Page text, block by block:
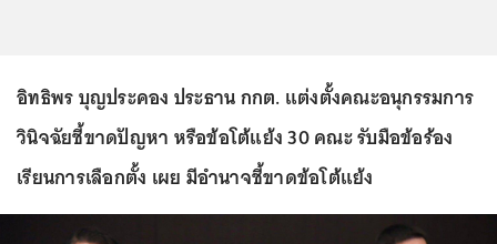
อิทธิพร บุญประคอง ประธาน กกต. แต่งตั้งคณะอนุกรรมการ
วินิจฉัยชี้ขาดปัญหา หรือข้อโต้แย้ง 30 คณะ รับมือข้อร้อง
เรียนการเลือกตั้ง เผย มีอำนาจชี้ขาดข้อโต้แย้ง